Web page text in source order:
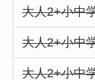
大人2+小中
大人2+小中
大人2+小中